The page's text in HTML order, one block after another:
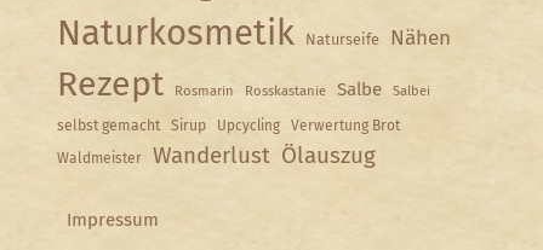
Naturkosmetik Naturseife Nähen
Rezept Rosmarin Rosskastanie Salbe Salbei
selbst gemacht Sirup Upcycling
Verwertung Brot
Waldmeister
Wanderlust Ölauszug
Impressum